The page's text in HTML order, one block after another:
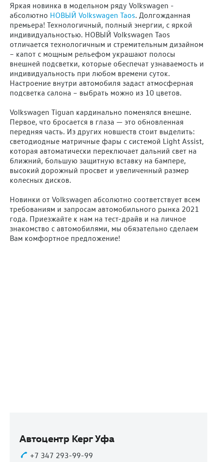
Яркая новинка в модельном ряду Volkswagen -
абсолютно НОВЫЙ Volkswagen Taos. Долгожданная
премьера! Технологичный, полный энергии, с яркой
индивидуальностью. НОВЫЙ Volkswagen Taos
отличается технологичным и стремительным дизайном
– капот с мощным рельефом украшают полосы
внешней подсветки, которые обеспечат узнаваемость и
индивидуальность при любом времени суток.
Настроение внутри автомобиля задаст атмосферная
подсветка салона – выбрать можно из 10 цветов.
Volkswagen Tiguan кардинально поменялся внешне.
Первое, что бросается в глаза — это обновленная
передняя часть. Из других новшеств стоит выделить:
светодиодные матричные фары с системой Light Assist,
которая автоматически переключает дальний свет на
ближний, большую защитную вставку на бампере,
высокий дорожный просвет и увеличенный размер
колесных дисков.
Новинки от Volkswagen абсолютно соответствует всем
требованиям и запросам автомобильного рынка 2021
года. Приезжайте к нам на тест-драйв и на личное
знакомство с автомобилями, мы обязательно сделаем
Вам комфортное предложение!
Автоцентр Керг Уфа
+7 347 293-99-99